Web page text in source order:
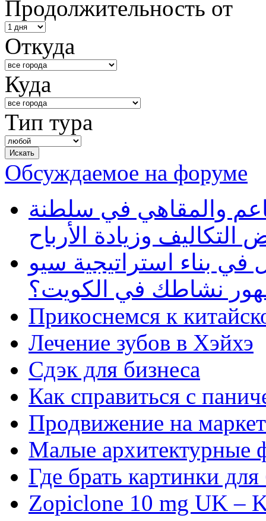
Продолжительность от
Откуда
Куда
Тип тура
Обсуждаемое на форуме
والمقاهي في سلطنة
وزيادة الأرباح
بناء استراتيجية سيو
نشاطك في الكويت؟
Прикоснемся к
Лечение зубов в Хэйхэ
Сдэк для бизнеса
Как справиться с
Продвижение на
Малые архитектурные
Где брать картинки
Zopiclone 10 mg UK –